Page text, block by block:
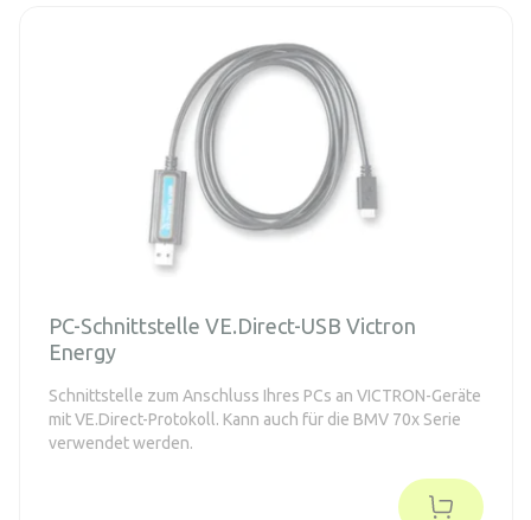
PC-Schnittstelle VE.Direct-USB Victron
Energy
Schnittstelle zum Anschluss Ihres PCs an VICTRON-Geräte
mit VE.Direct-Protokoll. Kann auch für die BMV 70x Serie
verwendet werden.